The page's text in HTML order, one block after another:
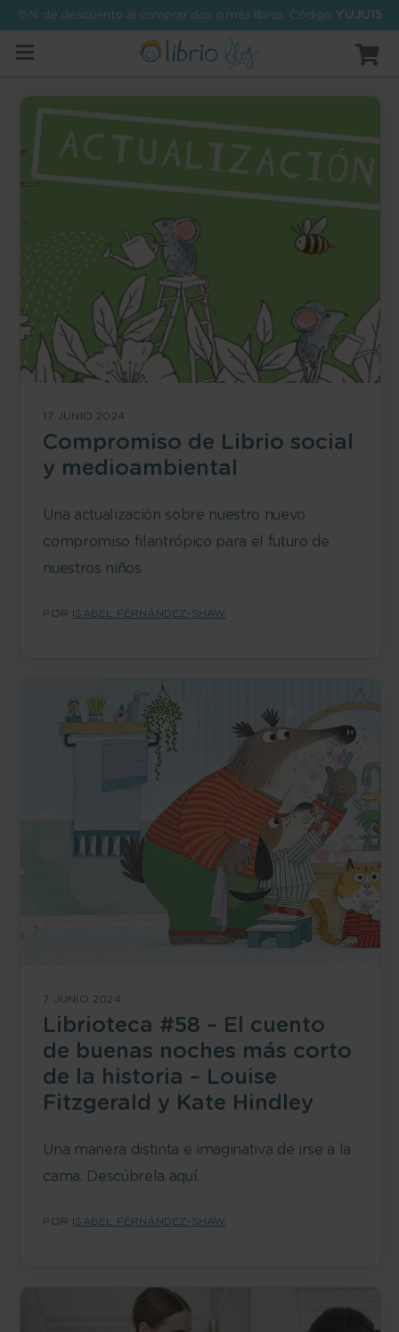
15% de descuento al comprar dos o más libros. Código YUJU15
17 JUNIO 2024
Compromiso de Librio social
y medioambiental
Una actualización sobre nuestro nuevo
compromiso filantrópico para el futuro de
nuestros niños
POR ISABEL FERNÁNDEZ-SHAW
7 JUNIO 2024
Librioteca #58 – El cuento
de buenas noches más corto
de la historia – Louise
Fitzgerald y Kate Hindley
Una manera distinta e imaginativa de irse a la
cama. Descúbrela aquí.
POR ISABEL FERNÁNDEZ-SHAW